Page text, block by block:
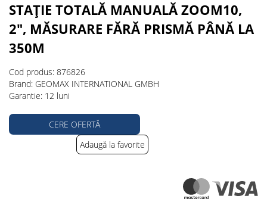
STAȚIE TOTALĂ MANUALĂ ZOOM10,
2", MĂSURARE FĂRĂ PRISMĂ PÂNĂ LA
350M
Cod produs: 876826
Brand: GEOMAX INTERNATIONAL GMBH
Garantie: 12 luni
CERE OFERTĂ
Adaugă la favorite